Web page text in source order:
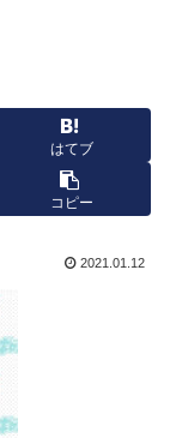
はてブ
コピー
2021.01.12